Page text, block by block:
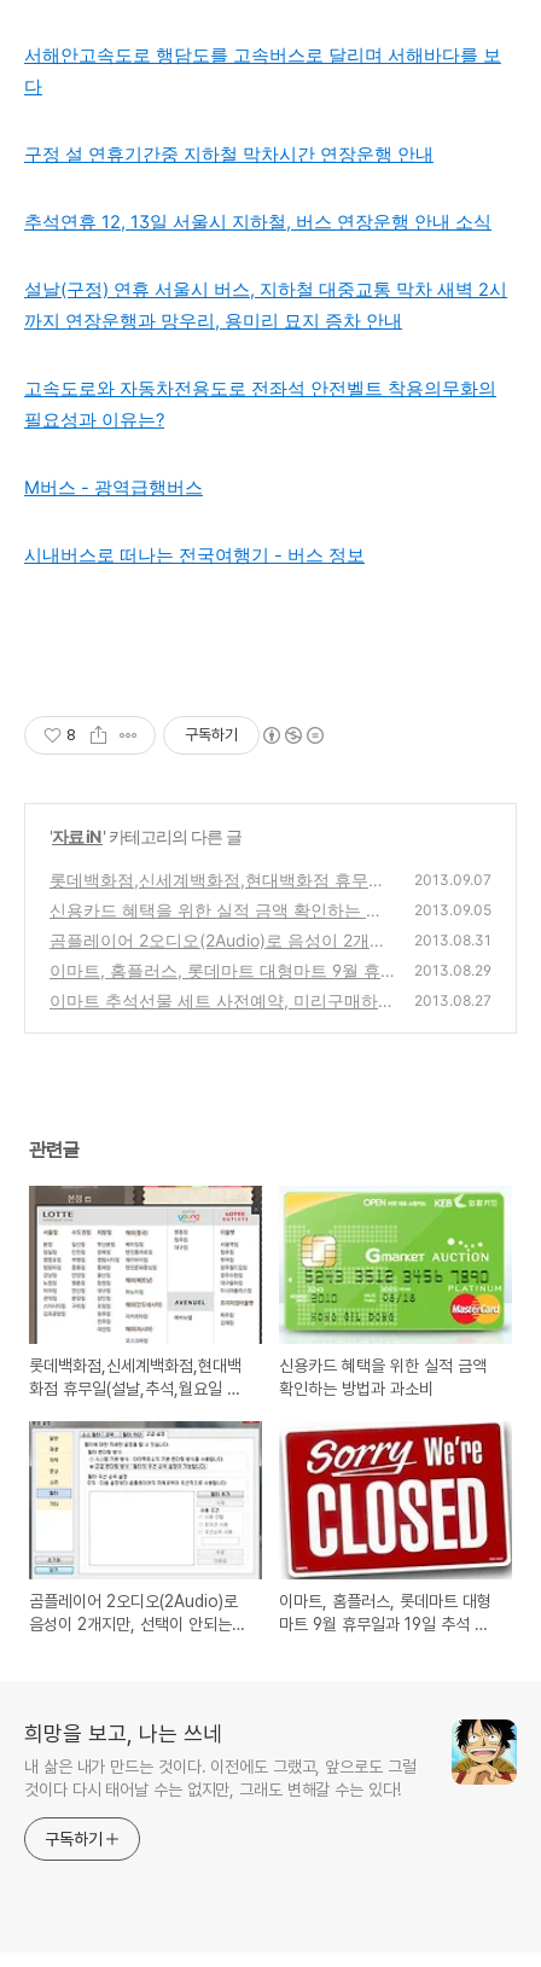
서해안고속도로 행담도를 고속버스로 달리며 서해바다를 보
다
구정 설 연휴기간중 지하철 막차시간 연장운행 안내
추석연휴 12, 13일 서울시 지하철, 버스 연장운행 안내 소식
설날(구정) 연휴 서울시 버스, 지하철 대중교통 막차 새벽 2시
까지 연장운행과 망우리, 용미리 묘지 증차 안내
고속도로와 자동차전용도로 전좌석 안전벨트 착용의무화의
필요성과 이유는?
M버스 - 광역급행버스
시내버스로 떠나는 전국여행기 - 버스 정보
8 구독하기
'자료 iN' 카테고리의 다른 글
롯데백화점,신세계백화점,현대백화점 휴무일
(설날,추석,월요일 휴점일과 영업시간)
(0)
2013.09.07
신용카드 혜택을 위한 실적 금액 확인하는 방
법과 과소비
(2)
2013.09.05
곰플레이어 2오디오(2Audio)로 음성이 2개지
만, 선택이 안되는 경우 해결 방법
(4)
2013.08.31
이마트, 홈플러스, 롯데마트 대형마트 9월 휴
무일과 19일 추석 영업시간 안내(정기휴점일
2013.08.29
이마트 추석선물 세트 사전예약, 미리구매하면
2013.08.27
관련글
롯데백화점,신세계백화점,현대백
화점 휴무일(설날,추석,월요일 휴
신용카드 혜택을 위한 실적 금액
확인하는 방법과 과소비
곰플레이어 2오디오(2Audio)로
음성이 2개지만, 선택이 안되는
이마트, 홈플러스, 롯데마트 대형
마트 9월 휴무일과 19일 추석 영
희망을 보고, 나는 쓰네
내 삶은 내가 만드는 것이다. 이전에도 그랬고, 앞으로도 그럴
것이다 다시 태어날 수는 없지만, 그래도 변해갈 수는 있다!
구독하기